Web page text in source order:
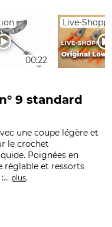
00:22
Live-
9 standard
une coupe légère et
le crochet
Poignées en
réglable et ressorts
plus.